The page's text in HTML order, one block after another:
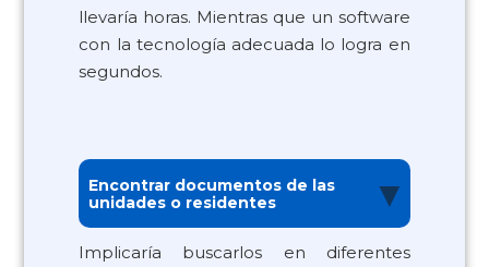
llevaría horas. Mientras que un software
con la tecnología adecuada lo logra en
segundos.
Encontrar documentos de las
unidades o residentes
▼
Implicaría buscarlos en diferentes